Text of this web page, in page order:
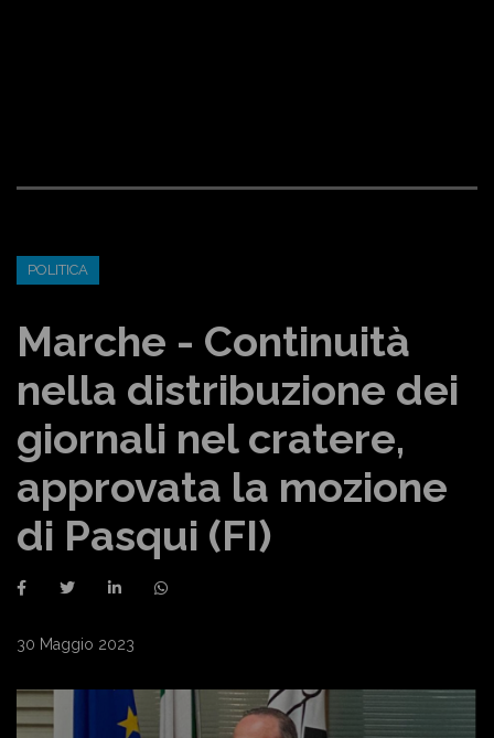
POLITICA
Marche - Continuità
nella distribuzione dei
giornali nel cratere,
approvata la mozione
di Pasqui (FI)
30 Maggio 2023